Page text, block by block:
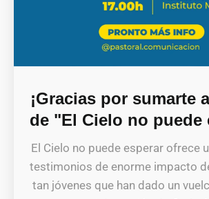
¡Gracias por sumarte
de "El Cielo no puede
El Cielo no puede esperar ofrece
testimonios de enorme impacto
tan jóvenes que han dado un